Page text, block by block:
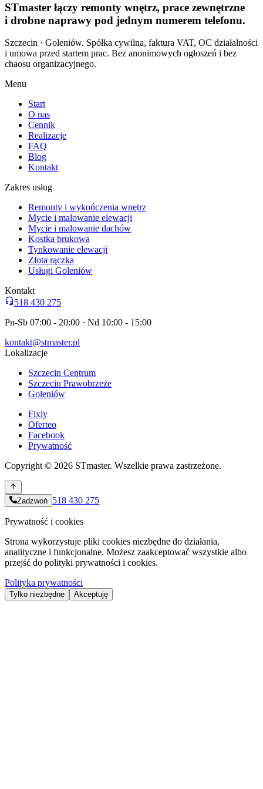
STmaster łączy remonty wnętrz, prace zewnętrzne
i drobne naprawy pod jednym numerem telefonu.
Szczecin · Goleniów. Spółka cywilna, faktura VAT, OC działalności
i umowa przed startem prac. Bez anonimowych ogłoszeń i bez
chaosu organizacyjnego.
Menu
Start
O nas
Cennik
Realizacje
FAQ
Blog
Kontakt
Zakres usług
Remonty i wykończenia wnętrz
Mycie i malowanie elewacji
Mycie i malowanie dachów
Kostka brukowa
Tynkowanie elewacji
Złota rączka
Usługi Goleniów
Kontakt
518 430 275
Pn-Sb 07:00 - 20:00 · Nd 10:00 - 15:00
kontakt@stmaster.pl
Lokalizacje
Szczecin Centrum
Szczecin Prawobrzeże
Goleniów
Fixly
Oferteo
Facebook
Prywatność
Copyright © 2026 STmaster. Wszelkie prawa zastrzeżone.
Zadzwoń 518 430 275
Prywatność i cookies
Strona wykorzystuje pliki cookies niezbędne do działania,
analityczne i funkcjonalne. Możesz zaakceptować wszystkie albo
przejść do polityki prywatności i cookies.
Polityka prywatności
Tylko niezbędne Akceptuję